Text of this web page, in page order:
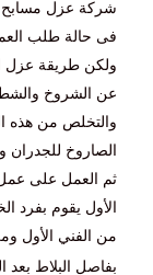
شركة عزل مسابح
فى حالة طلب
ولكن طريقة عزل
عن الشروخ
والتخلص من هذه
الصاروخ للجدران
ثم العمل على عمل
الأول يقوم بفرد
من الفني الأول
بفاصل البلاط بعد العزل ومن ثم الانتظار لمدة